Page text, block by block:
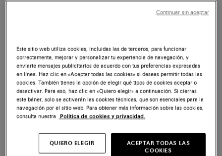
Este sitio web utiliza cookies, incluidas las de terceros, para funcionar
correctamente, mejorar y personalizar tu experiencia de navegación, y
enviarte mensajes publicitarios de acuerdo con tus preferencias expresadas
en línea. Haz clic en «Aceptar todas las cookies» si deseas permitir todas las
cookies. También tienes la opción de elegir qué tipos de cookies aceptar o
desactivar. Para eso, haz clic en «Quiero elegir» a continuación. Si cierras
este báner, solo se activarán las cookies técnicas, que son esenciales para la
navegación por el sitio web. Para obtener más información sobre las cookies,
consulta nuestra
Política de cookies y privacidad.
QUIERO ELEGIR
ACEPTAR TODAS LAS
COOKIES
Continuar sin aceptar